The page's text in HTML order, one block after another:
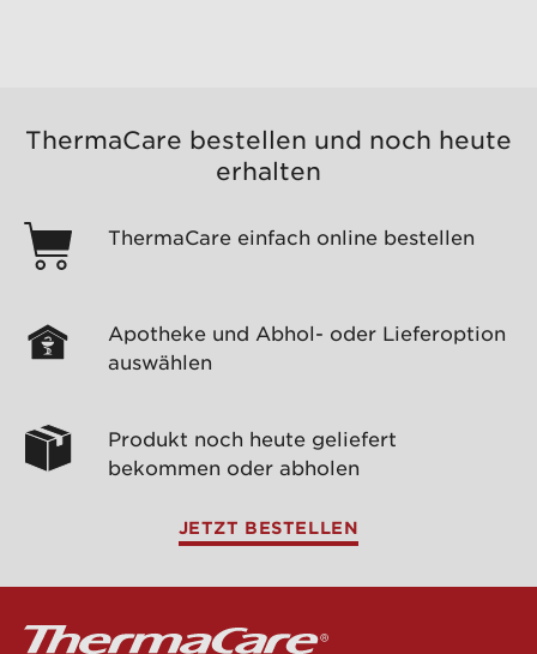
ThermaCare bestellen und noch heute
erhalten
ThermaCare einfach online bestellen
Apotheke und Abhol- oder Lieferoption
auswählen
Produkt noch heute geliefert
bekommen oder abholen
JETZT BESTELLEN